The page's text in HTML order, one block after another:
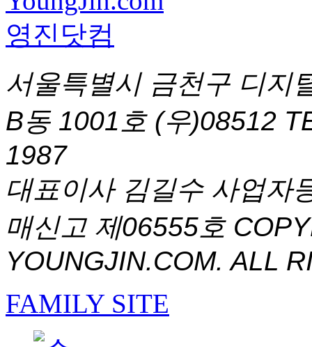
서울특별시 금천구 디지
B동 1001호 (우)08512
1987
대표이사 김길수 사업자
매신고 제06555호
YOUNGJIN.COM. ALL
FAMILY SITE